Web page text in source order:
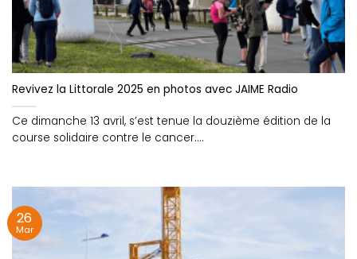
Revivez la Littorale 2025 en photos avec JAIME Radio
Ce dimanche 13 avril, s’est tenue la douzième édition de la
course solidaire contre le cancer....
26
Mar